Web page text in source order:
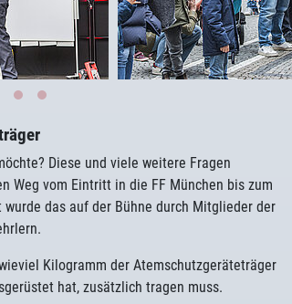
Diese und viele weitere Fragen
Weg vom Eintritt in die FF München bis zum
das auf der Bühne durch Mitglieder der
Kilogramm der Atemschutzgeräteträger
hat, zusätzlich tragen muss.